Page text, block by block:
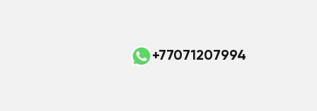
+77071207994